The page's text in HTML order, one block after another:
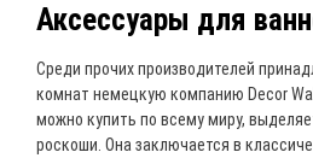
Аксессуары для
Среди прочих производителей
комнат немецкую компанию Decor
можно купить по всему миру,
роскоши. Она заключается в